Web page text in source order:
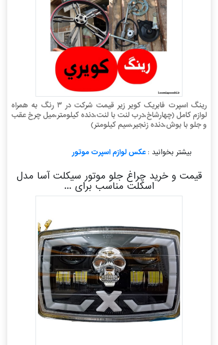
رینگ اسپرت فابریک کویر زیر قیمت شرکت در ۳ رنگ به همراه
لوازم کامل (چهارشاخ،درب لنت با لنت،دنده کیلومتر،میل چرخ عقب
و جلو با بوش،دنده زنجیر،سیم کیلومتر)
بیشتر بخوانید :عکس لوازم اسپرت موتور
قیمت و خرید چراغ جلو موتور سیکلت آسا مدل
اسکلت مناسب برای ...